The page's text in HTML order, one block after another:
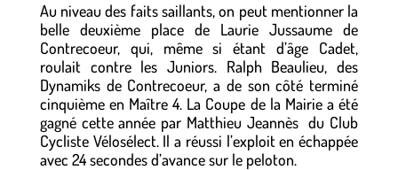
Au niveau des faits saillants, on peut mentionner la
belle deuxième place de Laurie Jussaume de
Contrecoeur, qui, même si étant d’âge Cadet,
roulait contre les Juniors. Ralph Beaulieu, des
Dynamiks de Contrecoeur, a de son côté terminé
cinquième en Maître 4. La Coupe de la Mairie a été
gagné cette année par Matthieu Jeannès du Club
Cycliste Vélosélect. Il a réussi l’exploit en échappée
avec 24 secondes d’avance sur le peloton.